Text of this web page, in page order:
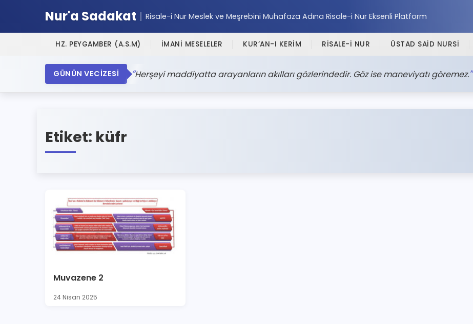
Nur'a Sadakat Risale-i Nur Meslek ve Meşrebini Muhafaza Adına Risale-i Nur Eksenli Platform
HZ. PEYGAMBER (A.S.M) İMANİ MESELELER KUR’AN-I KERİM RİSALE-İ NUR ÜSTAD SAİD NURSİ
GÜNÜN VECİZESİ Herşeyi maddiyatta arayanların akılları gözlerindedir. Göz ise maneviyatı göremez.
Etiket: küfr
Muvazene 2
24 Nisan 2025